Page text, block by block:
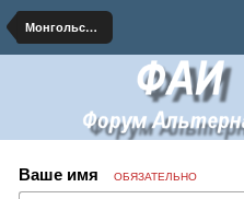
Монгольские альтернативы
Ваше имя ОБЯЗАТЕЛЬНО